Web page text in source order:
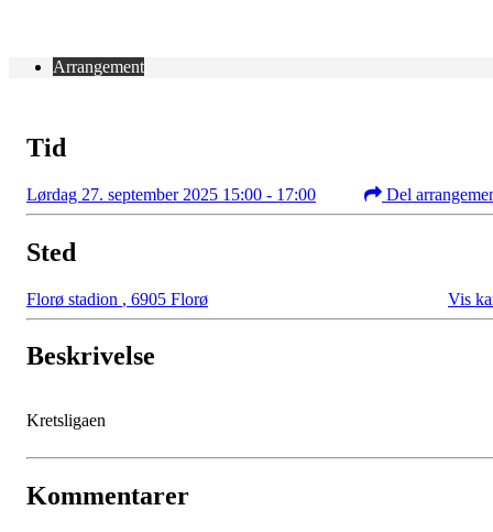
Arrangement
Tid
Lørdag 27. september 2025 15:00 - 17:00 Del
Sted
Florø stadion , 6905 Florø Vis
Beskrivelse
Kretsligaen
Kommentarer